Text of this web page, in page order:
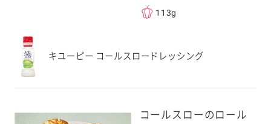
113g
キユーピー コールスロードレッシング
コールスローのロール